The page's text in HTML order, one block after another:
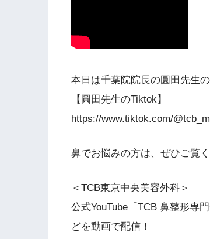
本日は千葉院院長の圓田先生の
【圓田先生のTiktok】
https://www.tiktok.com/
鼻でお悩みの方は、ぜひご覧
＜TCB東京中央美容外科＞
公式YouTube「TCB 鼻整形専
どを動画で配信！